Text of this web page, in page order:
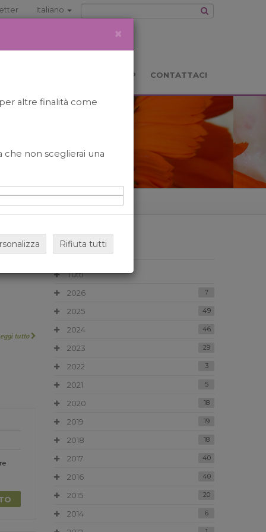
Italiano
BOOKSHOP CONTATTACI
tutto
ARCHIVIO
Tutti
2026
7
2025 49
2024 46
2023 29
2022 3
2021 5
2020 18
2019 19
2018 18
2017 40
2016 40
2015 20
2014 6
×
altre finalità come
che non sceglierai una
Rifiuta tutti